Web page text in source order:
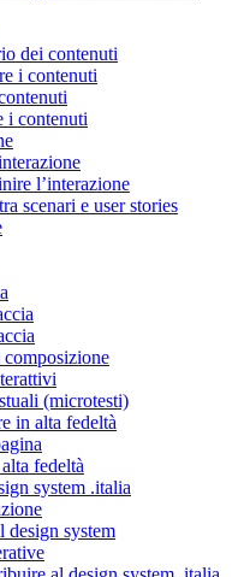
dei contenuti
i contenuti
i contenuti
l’interazione
scenari e user stories
(microtesti)
in alta fedeltà
fedeltà
system .italia
design system